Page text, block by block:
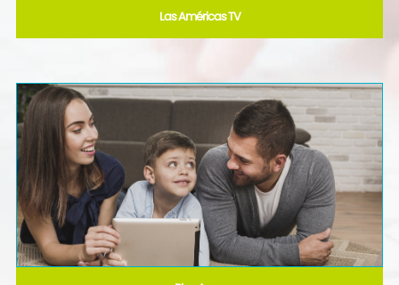
Las Américas TV